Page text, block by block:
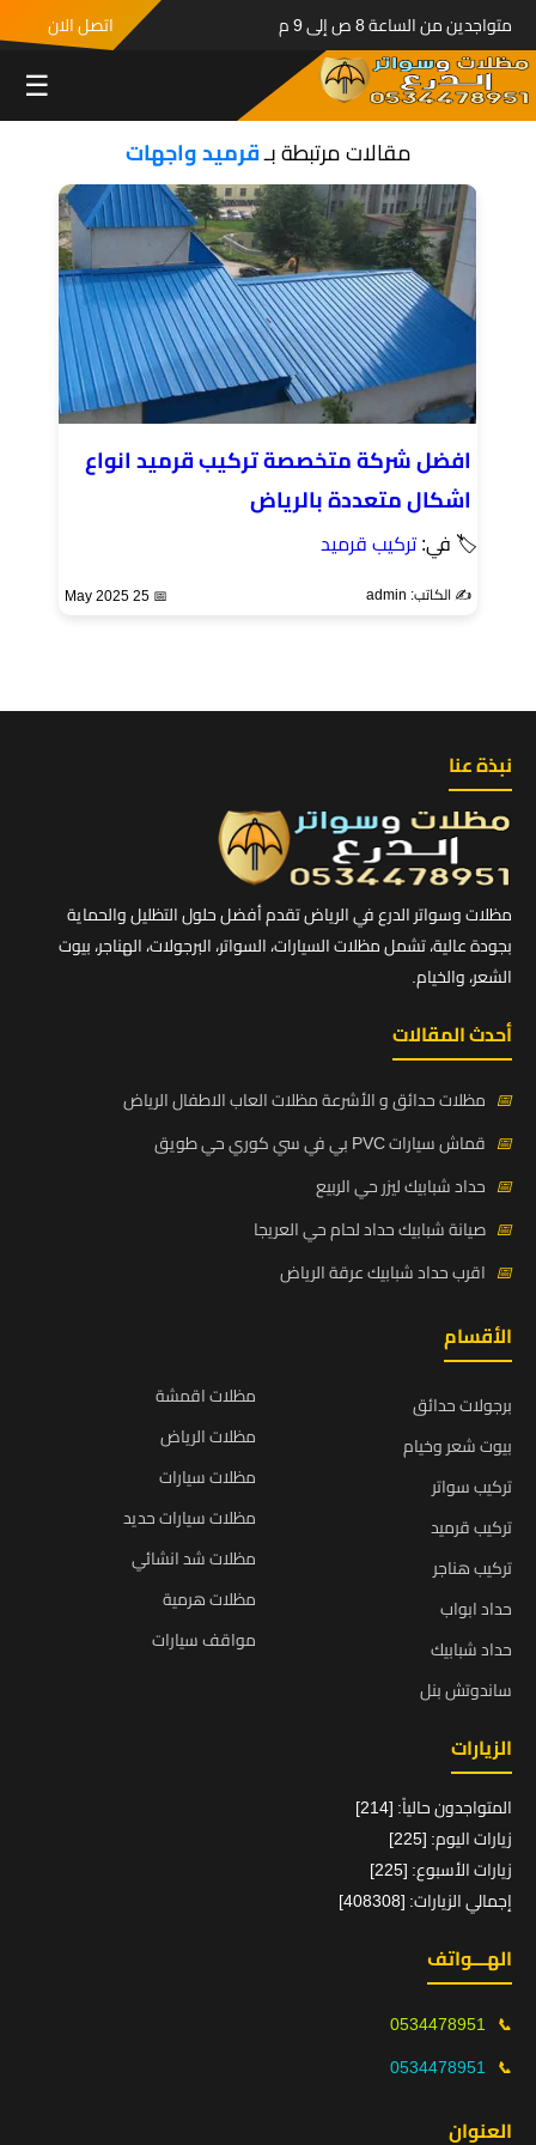
متواجدين من الساعة 8 ص إلى 9 م اتصل الان
☰
مقالات مرتبطة بـقرميد واجهات
افضل شركة متخصصة تركيب قرميد انواع
اشكال متعددة بالرياض
🏷 في:تركيب قرميد
✍️ الكاتب: admin 📅 25 May 2025
نبذة عنا
مظلات وسواتر الدرع في الرياض تقدم أفضل حلول التظليل والحماية
بجودة عالية، تشمل مظلات السيارات، السواتر، البرجولات، الهناجر، بيوت
الشعر، والخيام.
أحدث المقالات
📅 مظلات حدائق و الأشرعة مظلات العاب الاطفال الرياض
📅 قماش سيارات PVC بي في سي كوري حي طويق
📅 حداد شبابيك ليزر حي الربيع
📅 صيانة شبابيك حداد لحام حي العريجا
📅 اقرب حداد شبابيك عرقة الرياض
الأقسام
برجولات حدائق
بيوت شعر وخيام
تركيب سواتر
تركيب قرميد
تركيب هناجر
حداد ابواب
حداد شبابيك
ساندوتش بنل
مظلات اقمشة
مظلات الرياض
مظلات سيارات
مظلات سيارات حديد
مظلات شد انشائي
مظلات هرمية
مواقف سيارات
الزيارات
المتواجدون حالياً: [214]
زيارات اليوم: [225]
زيارات الأسبوع: [225]
إجمالي الزيارات: [408308]
الهـــواتف
📞
0534478951
📞
0534478951
العنوان